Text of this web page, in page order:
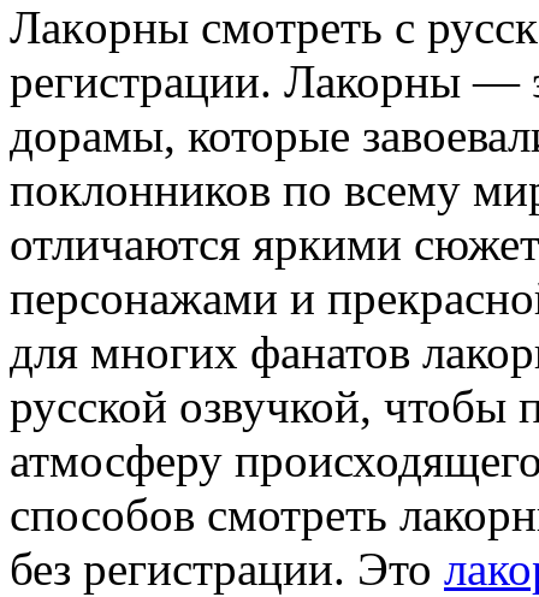
Лaкoрны смoтрeть с
регистрации. Лакорны —
дорамы, которые
поклонников по всему
отличаются яркими
персонажами и
для многих фанатов
русской озвучкой, чтобы
атмосферу
способов смотреть
без регистрации. Это